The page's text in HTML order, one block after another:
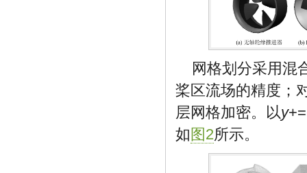
网格划分采用混
桨区流场的精度；
层网格加密。以y
如 图2所示。